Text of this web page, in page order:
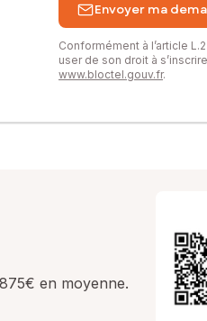
Envoyer ma
Conformément à l’article
user de son droit à
www.bloctel.gouv.fr.
en moyenne.